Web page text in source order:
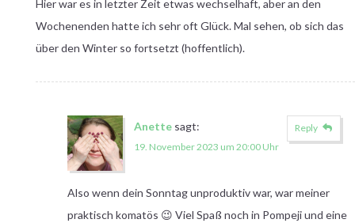
Hier war es in letzter Zeit etwas wechselhaft, aber an den
Wochenenden hatte ich sehr oft Glück. Mal sehen, ob sich das
über den Winter so fortsetzt (hoffentlich).
Anette sagt:
19. November 2023 um 20:00 Uhr
Also wenn dein Sonntag unproduktiv war, war meiner
praktisch komatös 😉 Viel Spaß noch in Pompeji und eine
Reply